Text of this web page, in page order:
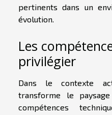
pertinents dans un
évolution.
Les
privilégier
Dans le contexte
transforme le
compétences